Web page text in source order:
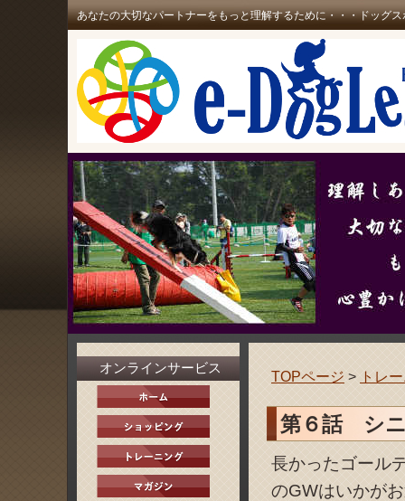
あなたの大切なパートナーをもっと理解するために・・・ドッグ
TOPページ > トレ
第６話 シニ
長かったゴール
のGWはいかが
オンラインサービス